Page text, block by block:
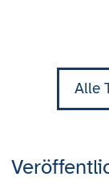
Alle